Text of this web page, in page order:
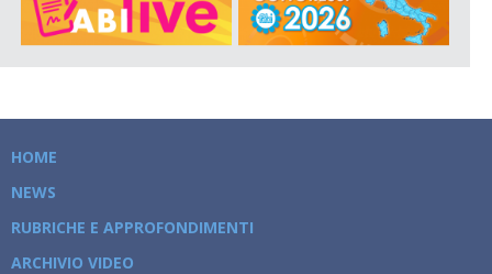
HOME
NEWS
RUBRICHE E APPROFONDIMENTI
ARCHIVIO VIDEO